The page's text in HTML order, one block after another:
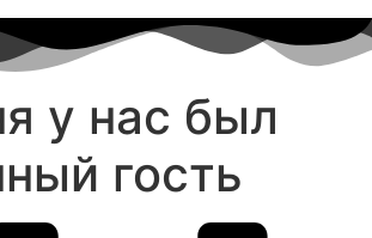
у нас был
гость